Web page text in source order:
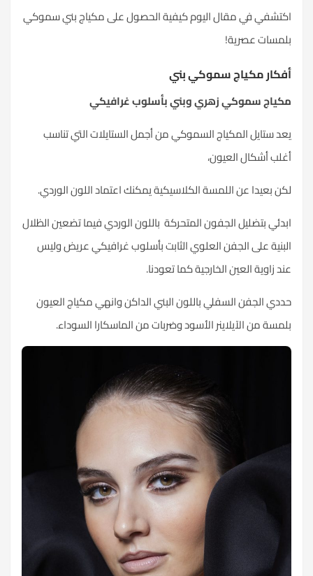
اكتشفي في مقال اليوم كيفية الحصول على مكياج بني سموكي
بلمسات عصرية!
أفكار مكياج سموكي بني
مكياج سموكي زهري وبني بأسلوب غرافيكي
يعد ستايل المكياج السموكي من أجمل الستايلات التي تناسب
أغلب أشكال العيون،
لكن بعيدا عن اللمسة الكلاسيكية يمكنك اعتماد اللون الوردي.
ابدئي بتضليل الجفون المتحركة باللون الوردي فيما تضعين الظلال
البنية على الجفن العلوي الثابت بأسلوب غرافيكي عريض وليس
عند زاوية العين الخارجية كما تعودنا.
حددي الجفن السفلي باللون البني الداكن وانهي مكياج العيون
بلمسة من الآيلاينر الأسود وضربات من الماسكارا السوداء.